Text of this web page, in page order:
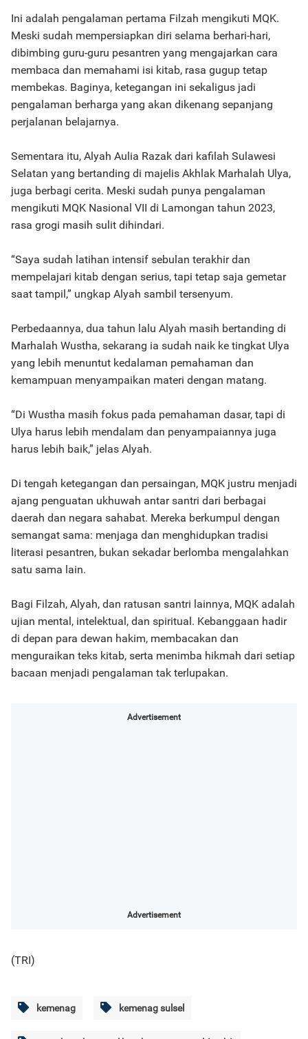
Ini adalah pengalaman pertama Filzah mengikuti MQK.
Meski sudah mempersiapkan diri selama berhari-hari,
dibimbing guru-guru pesantren yang mengajarkan cara
membaca dan memahami isi kitab, rasa gugup tetap
membekas. Baginya, ketegangan ini sekaligus jadi
pengalaman berharga yang akan dikenang sepanjang
perjalanan belajarnya.
Sementara itu, Alyah Aulia Razak dari kafilah Sulawesi
Selatan yang bertanding di majelis Akhlak Marhalah Ulya,
juga berbagi cerita. Meski sudah punya pengalaman
mengikuti MQK Nasional VII di Lamongan tahun 2023,
rasa grogi masih sulit dihindari.
“Saya sudah latihan intensif sebulan terakhir dan
mempelajari kitab dengan serius, tapi tetap saja gemetar
saat tampil,” ungkap Alyah sambil tersenyum.
Perbedaannya, dua tahun lalu Alyah masih bertanding di
Marhalah Wustha, sekarang ia sudah naik ke tingkat Ulya
yang lebih menuntut kedalaman pemahaman dan
kemampuan menyampaikan materi dengan matang.
“Di Wustha masih fokus pada pemahaman dasar, tapi di
Ulya harus lebih mendalam dan penyampaiannya juga
harus lebih baik,” jelas Alyah.
Di tengah ketegangan dan persaingan, MQK justru menjadi
ajang penguatan ukhuwah antar santri dari berbagai
daerah dan negara sahabat. Mereka berkumpul dengan
semangat sama: menjaga dan menghidupkan tradisi
literasi pesantren, bukan sekadar berlomba mengalahkan
satu sama lain.
Bagi Filzah, Alyah, dan ratusan santri lainnya, MQK adalah
ujian mental, intelektual, dan spiritual. Kebanggaan hadir
di depan para dewan hakim, membacakan dan
menguraikan teks kitab, serta menimba hikmah dari setiap
bacaan menjadi pengalaman tak terlupakan.
Advertisement
Advertisement
(TRI)
kemenag kemenag sulsel